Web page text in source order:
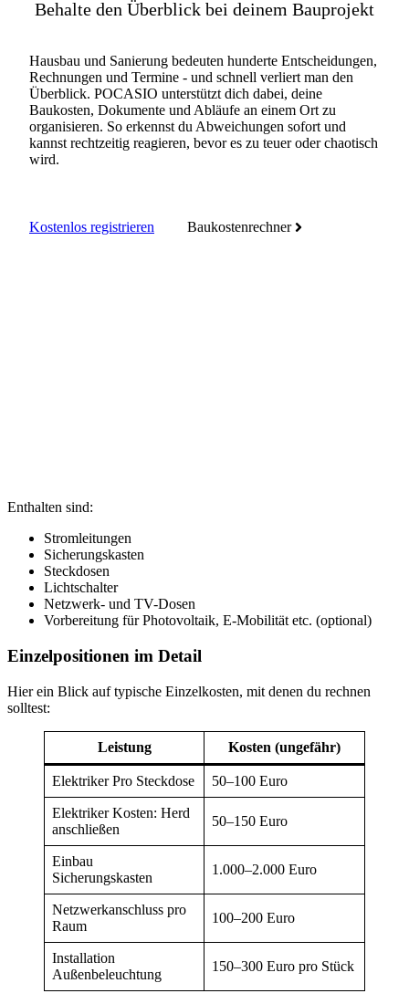
Behalte den Überblick bei deinem Bauprojekt
Hausbau und Sanierung bedeuten hunderte Entscheidungen,
Rechnungen und Termine - und schnell verliert man den
Überblick. POCASIO unterstützt dich dabei, deine
Baukosten, Dokumente und Abläufe an einem Ort zu
organisieren. So erkennst du Abweichungen sofort und
kannst rechtzeitig reagieren, bevor es zu teuer oder chaotisch
wird.
Kostenlos registrieren Baukostenrechner
Enthalten sind:
Stromleitungen
Sicherungskasten
Steckdosen
Lichtschalter
Netzwerk- und TV-Dosen
Vorbereitung für Photovoltaik, E-Mobilität etc. (optional)
Einzelpositionen im Detail
Hier ein Blick auf typische Einzelkosten, mit denen du rechnen
solltest:
Leistung Kosten (ungefähr)
Elektriker Pro Steckdose 50–100 Euro
Elektriker Kosten: Herd
anschließen
50–150 Euro
Einbau
Sicherungskasten
1.000–2.000 Euro
Netzwerkanschluss pro
Raum
100–200 Euro
Installation
Außenbeleuchtung
150–300 Euro pro Stück